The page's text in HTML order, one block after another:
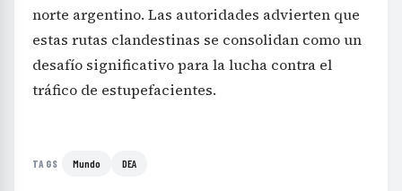
norte argentino. Las autoridades advierten que
estas rutas clandestinas se consolidan como un
desafío significativo para la lucha contra el
tráfico de estupefacientes.
TAGS Mundo DEA